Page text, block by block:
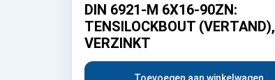
DIN 6921-M 6X16-90ZN:
TENSILOCKBOUT (VERTAND),
VERZINKT
Toevoegen aan winkelwagen